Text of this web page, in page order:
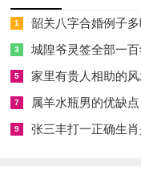
午日，值神青龙，此乃
望提升之象。建除十二
达成，凡事有始有终，
牛命主无碍，且子鼠为
障碍之意味，二十八星
青龙星值日，最宜文书
1 韶关八字合婚例子多吗 韶关八字测
3 城隍爷灵签全部一百签 城隍爷灵签解
5 家里有贵人相助的风水 家里有贵人是什
7 属羊水瓶男的优缺点 属羊水瓶座男生性格
9 张三丰打一正确生肖是什么意思 张三丰是